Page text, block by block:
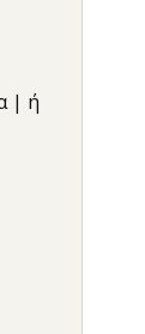
| ή